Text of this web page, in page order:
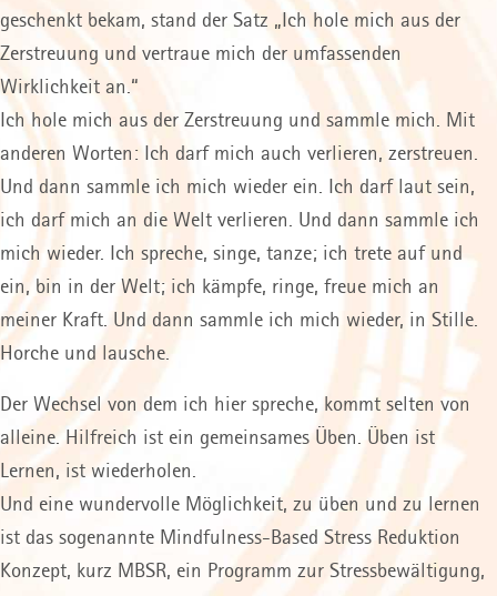
geschenkt bekam, stand der Satz „Ich hole mich aus der
Zerstreuung und vertraue mich der umfassenden
Wirklichkeit an.“
Ich hole mich aus der Zerstreuung und sammle mich. Mit
anderen Worten: Ich darf mich auch verlieren, zerstreuen.
Und dann sammle ich mich wieder ein. Ich darf laut sein,
ich darf mich an die Welt verlieren. Und dann sammle ich
mich wieder. Ich spreche, singe, tanze; ich trete auf und
ein, bin in der Welt; ich kämpfe, ringe, freue mich an
meiner Kraft. Und dann sammle ich mich wieder, in Stille.
Horche und lausche.
Der Wechsel von dem ich hier spreche, kommt selten von
alleine. Hilfreich ist ein gemeinsames Üben. Üben ist
Lernen, ist wiederholen.
Und eine wundervolle Möglichkeit, zu üben und zu lernen
ist das sogenannte Mindfulness-Based Stress Reduktion
Konzept, kurz MBSR, ein Programm zur Stressbewältigung,